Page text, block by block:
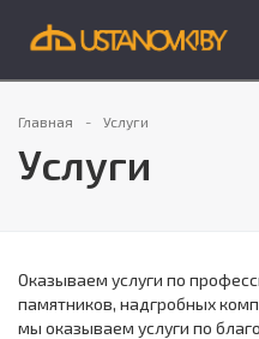
Главная Услуги
Услуги
Оказываем услуги по
памятников, надгробных
мы оказываем услуги по